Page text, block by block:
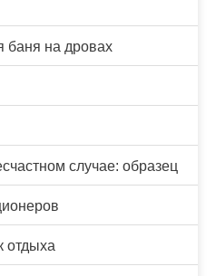
баня на дровах
случае: образец
отдыха